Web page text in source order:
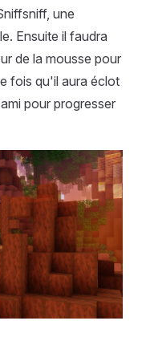
une
Ensuite il faudra
de la mousse pour
fois qu'il aura éclot
pour progresser